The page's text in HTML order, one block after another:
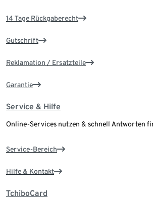
14 Tage Rückgaberecht
Gutschrift
Reklamation / Ersatzteile
Garantie
Service & Hilfe
Online-Services nutzen & schnell Antworten
Service-Bereich
Hilfe & Kontakt
TchiboCard